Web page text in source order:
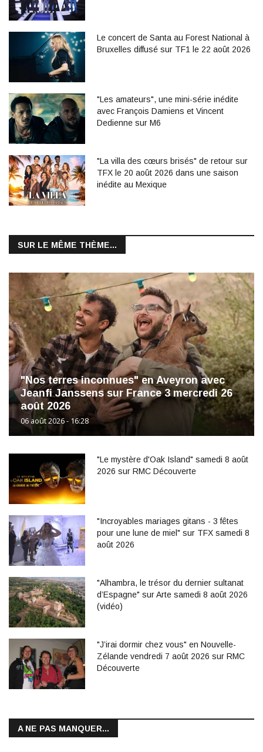
Le concert de Santa au Forest National à
Bruxelles diffusé sur TF1 le 22 août 2026
"Les amateurs", une mini-série inédite
avec François Damiens et Vincent
Dedienne sur M6
"La villa des cœurs brisés" de retour sur
TFX le 20 août 2026 dans une saison
inédite au Mexique
SUR LE MÊME THÈME...
"Nos terres inconnues" en Aveyron avec
Jeanfi Janssens sur France 3 mercredi 26
août 2026
06 août 2026 - 16:28
"Le mystère d'Oak Island" samedi 8 août
2026 sur RMC Découverte
"Incroyables mariages gitans - 3 fêtes
pour une lune de miel" sur TFX samedi 8
août 2026
"Alhambra, le trésor du dernier sultanat
d’Espagne" sur Arte samedi 8 août 2026
(vidéo)
"J’irai dormir chez vous" en Nouvelle-
Zélande vendredi 7 août 2026 sur RMC
Découverte
A NE PAS MANQUER...